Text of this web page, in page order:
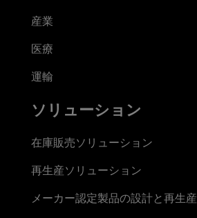
産業
医療
運輸
ソリューション
在庫販売ソリューション
再生産ソリューション
メーカー認定製品の設計と再生産